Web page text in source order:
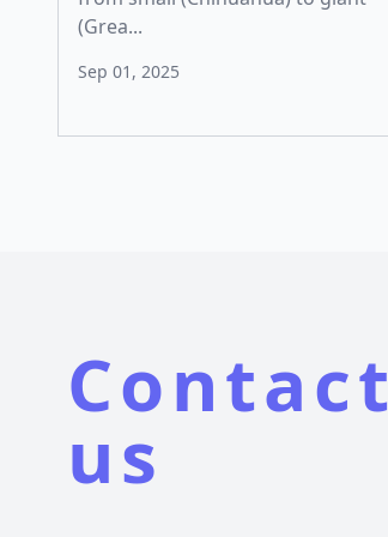
(Grea...
Sep 01, 2025
Contact
us